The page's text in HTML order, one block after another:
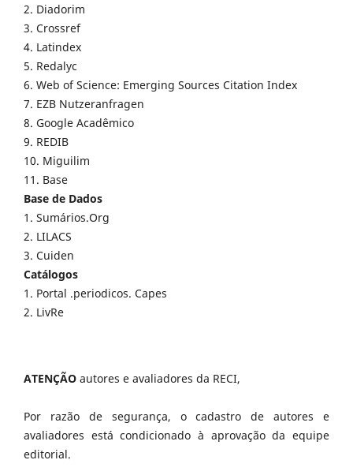
2. Diadorim
3. Crossref
4. Latindex
5. Redalyc
6. Web of Science: Emerging Sources Citation Index
7. EZB Nutzeranfragen
8. Google Acadêmico
9. REDIB
10. Miguilim
11. Base
Base de Dados
1. Sumários.Org
2. LILACS
3. Cuiden
Catálogos
1. Portal .periodicos. Capes
2. LivRe
ATENÇÃO autores e avaliadores da RECI,
Por razão de segurança, o cadastro de autores e
avaliadores está condicionado à aprovação da equipe
editorial.